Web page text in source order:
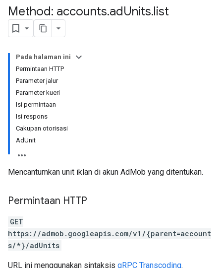
Method: accounts.adUnits.list
Pada halaman ini
Permintaan HTTP
Parameter jalur
Parameter kueri
Isi permintaan
Isi respons
Cakupan otorisasi
AdUnit
Mencantumkan unit iklan di akun AdMob yang ditentukan.
Permintaan HTTP
GET
https://admob.googleapis.com/v1/{parent=account
s/*}/adUnits
URL ini menggunakan sintaksis gRPC Transcoding.